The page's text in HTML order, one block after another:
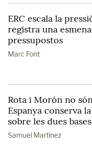
ERC escala la
registra una
pressupostos
Marc Font
Rota i Morón no
Espanya conserva
sobre les dues bases
Samuel Martínez